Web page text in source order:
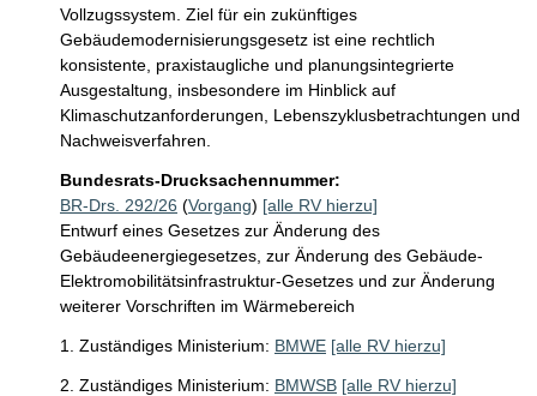
Vollzugssystem. Ziel für ein zukünftiges
Gebäudemodernisierungsgesetz ist eine rechtlich
konsistente, praxistaugliche und planungsintegrierte
Ausgestaltung, insbesondere im Hinblick auf
Klimaschutzanforderungen, Lebenszyklusbetrachtungen und
Nachweisverfahren.
Bundesrats-Drucksachennummer:
BR-Drs. 292/26 (Vorgang) [alle RV hierzu]
Entwurf eines Gesetzes zur Änderung des
Gebäudeenergiegesetzes, zur Änderung des Gebäude-
Elektromobilitätsinfrastruktur-Gesetzes und zur Änderung
weiterer Vorschriften im Wärmebereich
1. Zuständiges Ministerium: BMWE [alle RV hierzu]
2. Zuständiges Ministerium: BMWSB [alle RV hierzu]